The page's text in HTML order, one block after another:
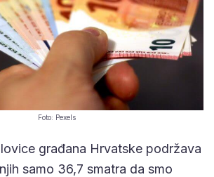
Foto: Pexels
građana Hrvatske podržava
samo 36,7 smatra da smo